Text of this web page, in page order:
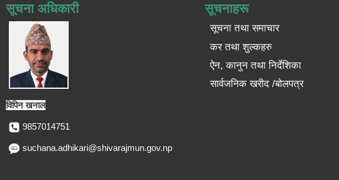
सूचना अधिकारी
विपिन खनाल
9857014751
suchana.adhikari@shivarajmun.gov.np
सूचनाहरू
सूचना तथा समाचार
कर तथा शुल्कहरु
ऐन, कानुन तथा निर्देशिका
सार्वजनिक खरीद /बोलपत्र